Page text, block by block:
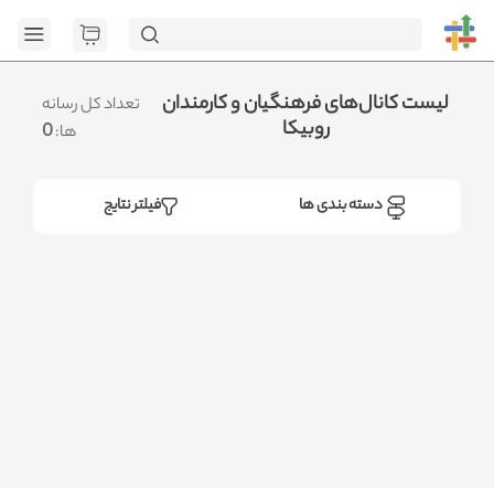
تعداد کل رسانه
ها:0
لیست کانال‌های فرهنگیان و کارمندان
روبیکا
فیلتر نتایج دسته بندی ها